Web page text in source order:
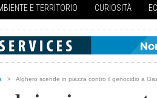
E TERRITORIO CURIOSITÀ
> Alghero scende in piazza contro il genocidio a